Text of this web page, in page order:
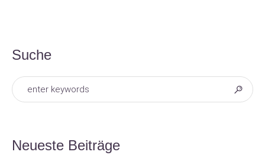
Suche
Neueste Beiträge